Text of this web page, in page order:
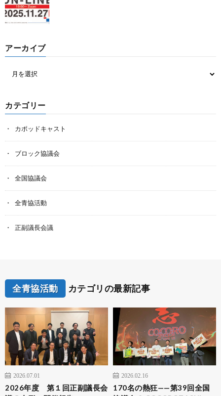
アーカイブ
カテゴリー
カポッドキャスト
ブロック協議会
全国協議会
全青協活動
正副議長会議
全青協活動 カテゴリの最新記事
2026.07.01
2026年度 第１回正副議長会
2026.02.16
170名の熱狂——第39回全国